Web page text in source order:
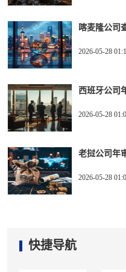
喀麦隆公司
2026-05-28
西班牙公司
2026-05-28
老挝公司年
2026-05-28
快捷导航